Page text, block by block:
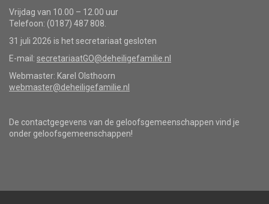
Vrijdag van 10.00 – 12.00 uur
Telefoon: (0187) 487 808.
31 juli 2026 is het secretariaat gesloten
E-mail: secretariaatGO@deheiligefamilie.nl
Webmaster: Karel Olsthoorn
webmaster@deheiligefamilie.nl
De contactgegevens van de geloofsgemeenschappen vind je
onder geloofsgemeenschappen!